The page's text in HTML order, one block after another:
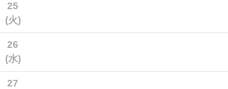
25
(火)
26
(水)
27